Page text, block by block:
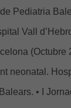
Pediatria
Vall
(Octubre
neonatal.
• I